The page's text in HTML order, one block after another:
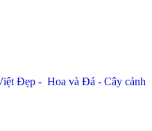
Đẹp - Hoa và Đá - Cây cảnh